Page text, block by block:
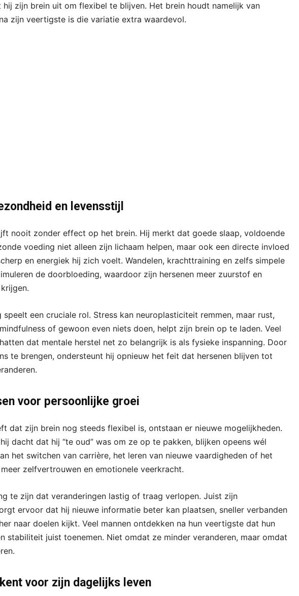
hij zijn brein uit om flexibel te blijven. Het brein houdt namelijk van
zijn veertigste is die variatie extra waardevol.
en levensstijl
nooit zonder effect op het brein. Hij merkt dat goede slaap, voldoende
voeding niet alleen zijn lichaam helpen, maar ook een directe invloed
en energiek hij zich voelt. Wandelen, krachttraining en zelfs simpele
de doorbloeding, waardoor zijn hersenen meer zuurstof en
speelt een cruciale rol. Stress kan neuroplasticiteit remmen, maar rust,
of gewoon even niets doen, helpt zijn brein op te laden. Veel
dat mentale herstel net zo belangrijk is als fysieke inspanning. Door
te brengen, ondersteunt hij opnieuw het feit dat hersenen blijven tot
voor persoonlijke groei
dat zijn brein nog steeds flexibel is, ontstaan er nieuwe mogelijkheden.
dacht dat hij “te oud” was om ze op te pakken, blijken opeens wél
het switchen van carrière, het leren van nieuwe vaardigheden of het
zelfvertrouwen en emotionele veerkracht.
te zijn dat veranderingen lastig of traag verlopen. Juist zijn
ervoor dat hij nieuwe informatie beter kan plaatsen, sneller verbanden
naar doelen kijkt. Veel mannen ontdekken na hun veertigste dat hun
stabiliteit juist toenemen. Niet omdat ze minder veranderen, maar omdat
voor zijn dagelijks leven